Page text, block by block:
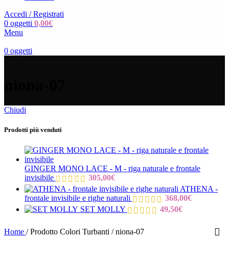
Accedi / Registrati
0 oggetti 0,00€
Menu
0 oggetti
Chiudi
Prodotti più venduti
GINGER MONO LACE - M - riga naturale e frontale
invisibile
305,00€
ATHENA -
frontale invisibile e righe naturali
368,00€
SET MOLLY
49,50€
Home / Prodotto Colori Turbanti / niona-07